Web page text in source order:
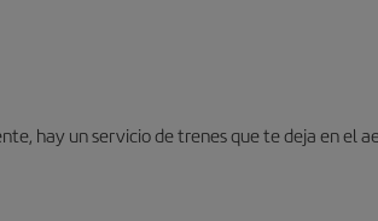
hay un servicio de trenes que te deja en el